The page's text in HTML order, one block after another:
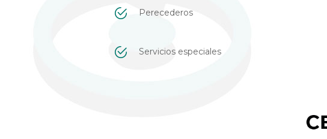
Perecederos
Servicios especiales